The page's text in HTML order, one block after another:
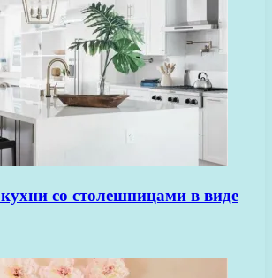
со столешницами в виде